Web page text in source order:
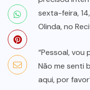
sexta-feira,
Olinda, no
“Pessoal,
Não me senti
aqui, por